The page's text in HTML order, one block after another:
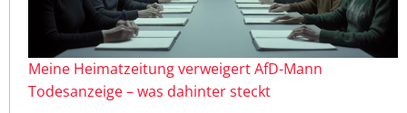
Meine Heimatzeitung verweigert AfD-Mann
Todesanzeige – was dahinter steckt